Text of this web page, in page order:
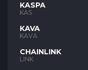
KASPA
KAS
KAVA
KAVA
CHAINLINK
LINK